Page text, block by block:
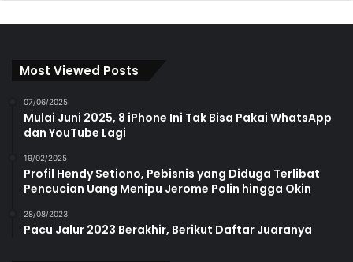
Most Viewed Posts
07/06/2025
Mulai Juni 2025, 8 iPhone Ini Tak Bisa Pakai WhatsApp
dan YouTube Lagi
19/02/2025
Profil Hendy Setiono, Pebisnis yang Diduga Terlibat
Pencucian Uang Menipu Jerome Polin hingga Okin
28/08/2023
Pacu Jalur 2023 Berakhir, Berikut Daftar Juaranya